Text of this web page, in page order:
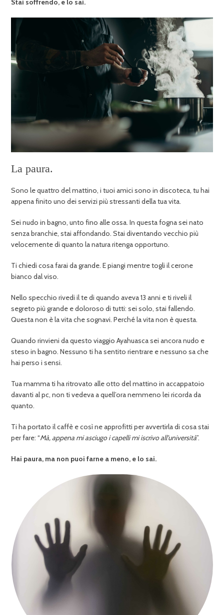
La paura.
Sono le quattro del mattino, i tuoi amici sono in discoteca, tu hai
appena finito uno dei servizi più stressanti della tua vita.
Sei nudo in bagno, unto fino alle ossa. In questa fogna sei nato
senza branchie, stai affondando. Stai diventando vecchio più
velocemente di quanto la natura ritenga opportuno.
Ti chiedi cosa farai da grande. E piangi mentre togli il cerone
bianco dal viso.
Nello specchio rivedi il te di quando aveva 13 anni e ti riveli il
segreto più grande e doloroso di tutti: sei solo, stai fallendo.
Questa non è la vita che sognavi. Perché la vita non è questa.
Quando rinvieni da questo viaggio Ayahuasca sei ancora nudo e
steso in bagno. Nessuno ti ha sentito rientrare e nessuno sa che
hai perso i sensi.
Tua mamma ti ha ritrovato alle otto del mattino in accappatoio
davanti al pc, non ti vedeva a quell’ora nemmeno lei ricorda da
quanto.
Ti ha portato il caffè e così ne approfitti per avvertirla di cosa stai
per fare: “Mà, appena mi asciugo i capelli mi iscrivo all’università”.
Hai paura, ma non puoi farne a meno, e lo sai.